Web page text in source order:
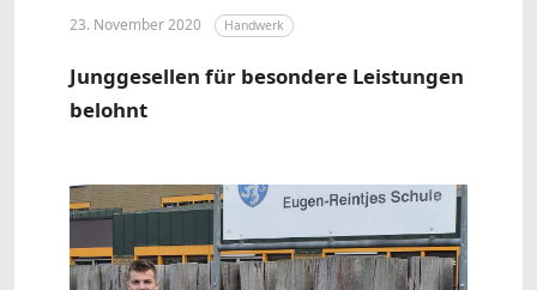
23. November 2020 Handwerk
Junggesellen für besondere Leistungen
belohnt